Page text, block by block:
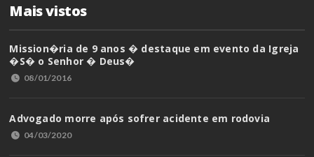
Mais vistos
Mission�ria de 9 anos � destaque em evento da Igreja
�S� o Senhor � Deus�
08/01/2016
Advogado morre após sofrer acidente em rodovia
04/03/2020